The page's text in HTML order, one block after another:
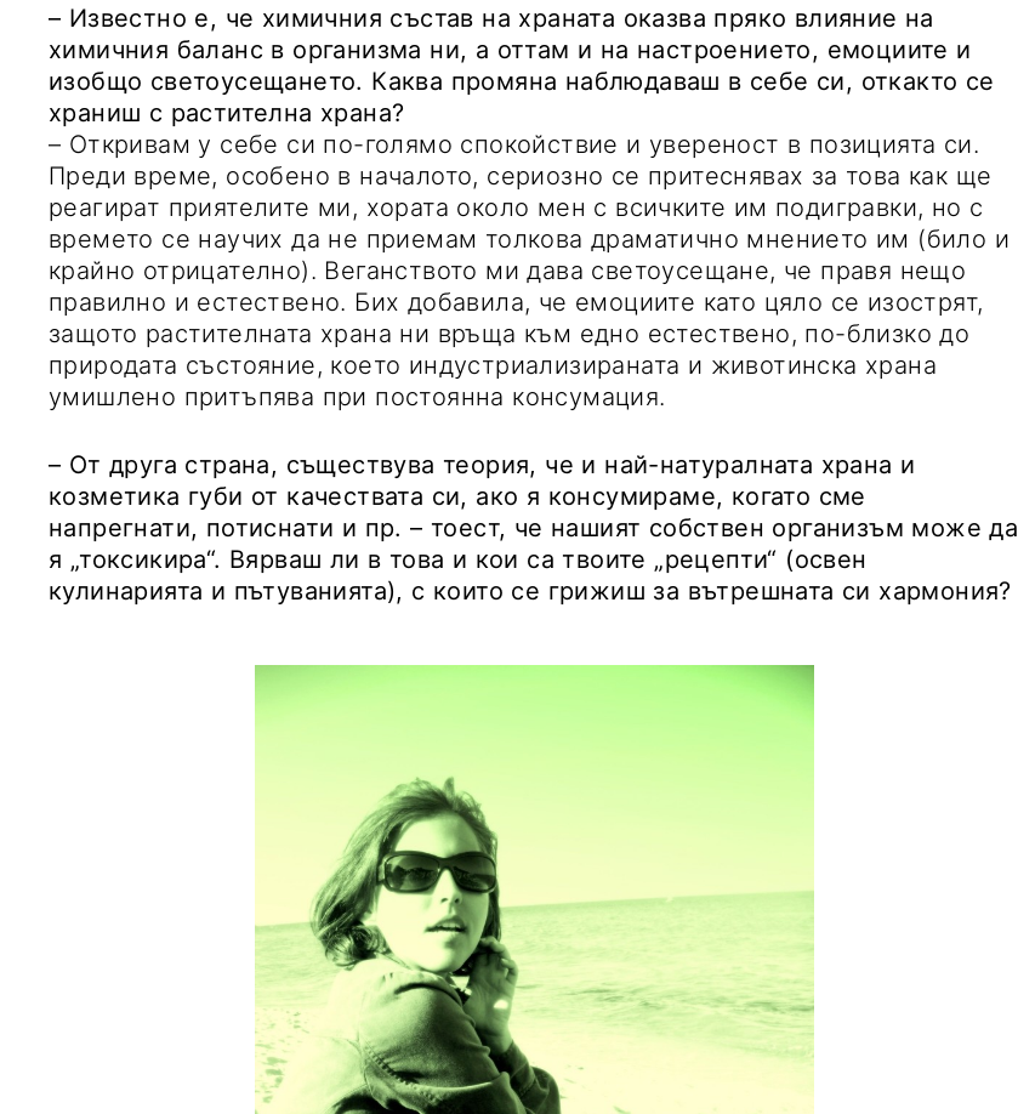
– Известно е, че химичния състав на храната оказва пряко влияние на
химичния баланс в организма ни, а оттам и на настроението, емоциите и
изобщо светоусещането. Каква промяна наблюдаваш в себе си, откакто се
храниш с растителна храна?
– Откривам у себе си по-голямо спокойствие и увереност в позицията си.
Преди време, особено в началото, сериозно се притеснявах за това как ще
реагират приятелите ми, хората около мен с всичките им подигравки, но с
времето се научих да не приемам толкова драматично мнението им (било и
крайно отрицателно). Веганството ми дава светоусещане, че правя нещо
правилно и естествено. Бих добавила, че емоциите като цяло се изострят,
защото растителната храна ни връща към едно естествено, по-близко до
природата състояние, което индустриализираната и животинска храна
умишлено притъпява при постоянна консумация.
– От друга страна, съществува теория, че и най-натуралната храна и
козметика губи от качествата си, ако я консумираме, когато сме
напрегнати, потиснати и пр. – тоест, че нашият собствен организъм може да
я „токсикира“. Вярваш ли в това и кои са твоите „рецепти“ (освен
кулинарията и пътуванията), с които се грижиш за вътрешната си хармония?